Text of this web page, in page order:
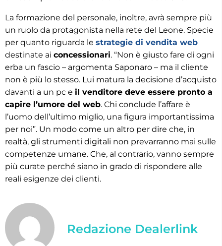
La formazione del personale, inoltre, avrà sempre più
un ruolo da protagonista nella rete del Leone. Specie
per quanto riguarda le strategie di vendita web
destinate ai concessionari. “Non è giusto fare di ogni
erba un fascio – argomenta Saponaro – ma il cliente
non è più lo stesso. Lui matura la decisione d’acquisto
davanti a un pc e il venditore deve essere pronto a
capire l’umore del web. Chi conclude l’affare è
l’uomo dell’ultimo miglio, una figura importantissima
per noi”. Un modo come un altro per dire che, in
realtà, gli strumenti digitali non prevarranno mai sulle
competenze umane. Che, al contrario, vanno sempre
più curate perché siano in grado di rispondere alle
reali esigenze dei clienti.
Redazione Dealerlink